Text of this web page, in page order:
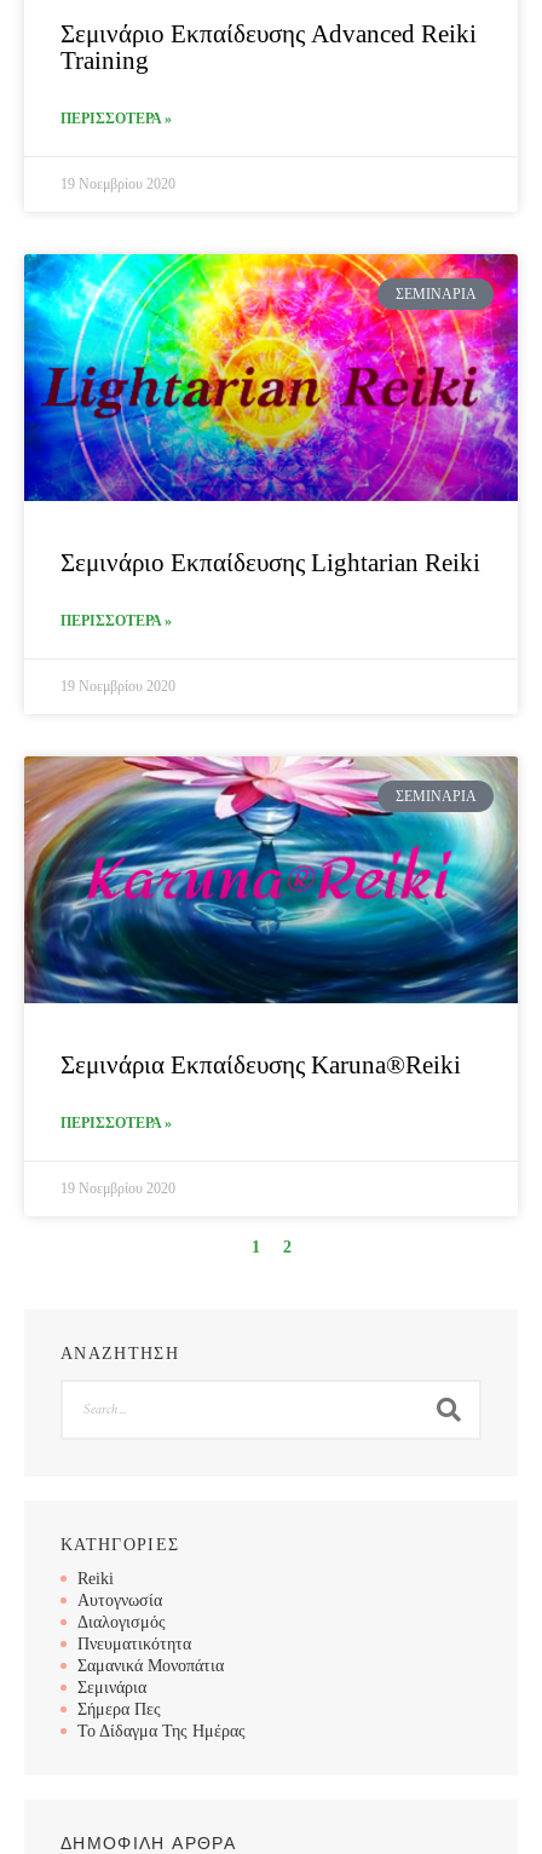
Σεμινάριο Εκπαίδευσης Advanced Reiki
Training
ΠΕΡΙΣΣΟΤΕΡΑ »
19 Νοεμβρίου 2020
ΣΕΜΙΝΆΡΙΑ
Σεμινάριο Εκπαίδευσης Lightarian Reiki
ΠΕΡΙΣΣΟΤΕΡΑ »
19 Νοεμβρίου 2020
ΣΕΜΙΝΆΡΙΑ
Σεμινάρια Εκπαίδευσης Karuna®Reiki
ΠΕΡΙΣΣΟΤΕΡΑ »
19 Νοεμβρίου 2020
1 2
ΑΝΑΖΗΤΗΣΗ
ΚΑΤΗΓΟΡΙΕΣ
Reiki
Αυτογνωσία
Διαλογισμός
Πνευματικότητα
Σαμανικά Μονοπάτια
Σεμινάρια
Σήμερα Πες
Το Δίδαγμα Της Ημέρας
ΔΗΜΟΦΙΛΗ ΑΡΘΡΑ